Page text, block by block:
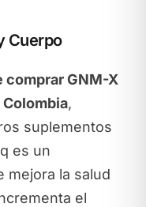
Cuerpo
comprar GNM-X
,
suplementos
es un
mejora la salud
el